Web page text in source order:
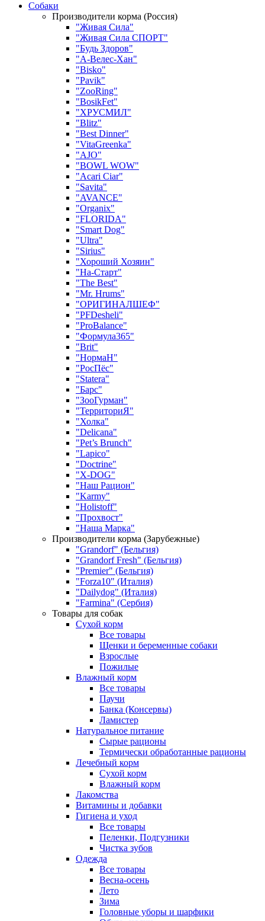
Собаки
Производители корма (Россия)
"Живая Сила"
"Живая Сила СПОРТ"
"Будь Здоров"
"А-Велес-Хан"
"Bisko"
"Pavik"
"ZooRing"
"BosikFet"
"ХРУСМИЛ"
"Blitz"
"Best Dinner"
"VitaGreenka"
"AJO"
"BOWL WOW"
"Acari Ciar"
"Savita"
"AVANCE"
"Organix"
"FLORIDA"
"Smart Dog"
"Ultra"
"Sirius"
"Хороший Хозяин"
"На-Старт"
"The Best"
"Mr. Hrums"
"ОРИГИНАЛШЕФ"
"PFDesheli"
"ProBalance"
"Формула365"
"Brit"
"НормаН"
"РосПёс"
"Statera"
"Барс"
"ЗооГурман"
"ТерриториЯ"
"Холка"
"Delicana"
"Pet’s Brunch"
"Lapico"
"Doctrine"
"X-DOG"
"Наш Рацион"
"Karmy"
"Holistoff"
"Прохвост"
"Наша Марка"
Производители корма (Зарубежные)
"Grandorf" (Бельгия)
"Grandorf Fresh" (Бельгия)
"Premier" (Бельгия)
"Forza10" (Италия)
"Dailydog" (Италия)
"Farmina" (Сербия)
Товары для собак
Сухой корм
Все товары
Щенки и беременные собаки
Взрослые
Пожилые
Влажный корм
Все товары
Паучи
Банка (Консервы)
Ламистер
Натуральное питание
Сырые рационы
Термически обработанные рационы
Лечебный корм
Сухой корм
Влажный корм
Лакомства
Витамины и добавки
Гигиена и уход
Все товары
Пеленки, Подгузники
Чистка зубов
Одежда
Все товары
Весна-осень
Лето
Зима
Головные уборы и шарфики